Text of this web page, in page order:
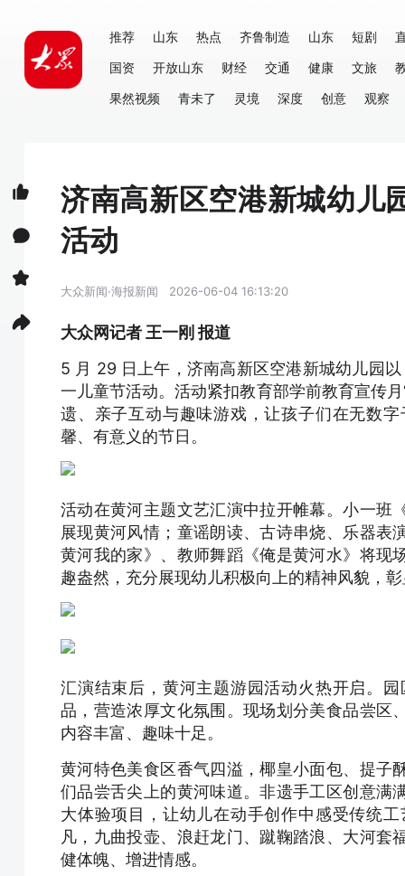
推荐 山东 热点 齐鲁制造 山东 短剧
国资
开放山东 财经 交通 健康 文旅
果然视频
青未了 灵境 深度 创意 观察
济南高新区空港新城幼儿
活动
大众新闻·海报新闻 2026-06-04 16:13:20
大众网记者 王一刚 报道
5 月 29 日上午，济南高新区空港新城幼儿园
一儿童节活动。活动紧扣教育部学前教育宣传
遗、亲子互动与趣味游戏，让孩子们在无数
馨、有意义的节日。
活动在黄河主题文艺汇演中拉开帷幕。小一班
展现黄河风情；童谣朗读、古诗串烧、乐器表
黄河我的家》、教师舞蹈《俺是黄河水》将现
趣盎然，充分展现幼儿积极向上的精神风貌，
汇演结束后，黄河主题游园活动火热开启。
品，营造浓厚文化氛围。现场划分美食品尝区
内容丰富、趣味十足。
黄河特色美食区香气四溢，椰皇小面包、提子
们品尝舌尖上的黄河味道。非遗手工区创意满
大体验项目，让幼儿在动手创作中感受传统
凡，九曲投壶、浪赶龙门、蹴鞠踏浪、大河
健体魄、增进情感。